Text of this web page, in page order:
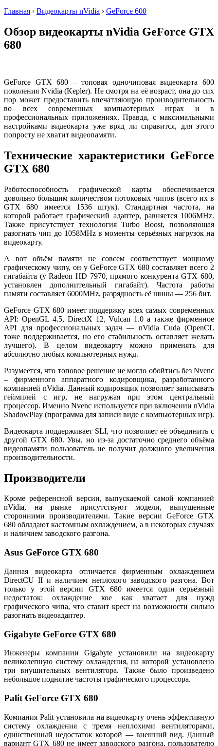
Главная › Видеокарты nVidia › GeForce 600
Обзор видеокарты nVidia GeForce GTX
680
GeForce GTX 680 – топовая одночиповая видеокарта 600
поколения Nvidia (Kepler). Не смотря на её возраст, она до сих
пор может предоставить впечатляющую производительность
во всех современных компьютерных играх и в
профессиональных приложениях. Правда, с максимальными
настройками видеокарта уже вряд ли справится, для этого
попросту не хватит видеопамяти.
Технические характеристики GeForce
GTX 680
Работоспособность графической карты обеспечивается
довольно большим количеством потоковых чипов (всего их в
GTX 680 имеется 1536 штук). Стандартная частота, на
которой работает графический адаптер, равняется 1006MHz.
Также присутствует технология Turbo Boost, позволяющая
разогнать чип до 1058MHz в моменты серьёзных нагрузок на
видеокарту.
А вот объём памяти не совсем соответствует мощному
графическому чипу, он у GeForce GTX 680 составляет всего 2
гигабайта (у Radeon HD 7970, прямого конкурента GTX 680,
установлен дополнительный гигабайт). Частота работы
памяти составляет 6000MHz, разрядность её шины — 256 бит.
GeForce GTX 680 имеет поддержку всех самых современных
API: OpenGL 4.5, DirectX 12, Vulcan 1.0 а также фирменное
API для профессиональных задач — nVidia Cuda (OpenCL
тоже поддерживается, но его стабильность оставляет желать
лучшего). В целом видеокарту можно применять для
абсолютно любых компьютерных нужд.
Разумеется, что топовое решение не могло обойтись без Nvenc
– фирменного аппаратного кодировщика, разработанного
компанией nVidia. Данный кодировщик позволяет записывать
геймплей с игр, не нагружая при этом центральный
процессор. Именно Nvenc используется при включении nVidia
ShadowPlay (программа для записи виде с компьютерных игр).
Видеокарта поддерживает SLI, что позволяет её объединить с
другой GTX 680. Увы, но из-за достаточно среднего объёма
видеопамяти пользователь не получит должного увеличения
производительности.
Производители
Кроме референсной версии, выпускаемой самой компанией
nVidia, на рынке присутствуют модели, выпущенные
сторонними производителями. Такие версии GeForce GTX
680 обладают кастомным охлаждением, а в некоторых случаях
и наличием заводского разгона.
Asus GeForce GTX 680
Данная видеокарта отличается фирменным охлаждением
DirectCU II и наличием неплохого заводского разгона. Вот
только у этой версии GTX 680 имеется один серьёзный
недостаток: охлаждение кое как хватает для нужд
графического чипа, что ставит крест на возможности сильно
разогнать видеоадаптер.
Gigabyte GeForce GTX 680
Инженеры компании Gigabyte установили на видеокарту
великолепную систему охлаждения, на которой установлено
три внушительных вентилятора. Также было произведено
небольшое поднятие частоты графического процессора.
Palit GeForce GTX 680
Компания Palit установила на видеокарту очень эффективную
систему охлаждения с тремя неплохими вентиляторами,
единственный недостаток которой — внешний вид. Данный
вариант GTX 680 не имеет заводского разгона, пользователю